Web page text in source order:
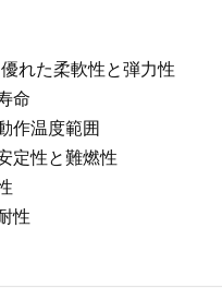
れた柔軟性と弾力性
命
作温度範囲
定性と難燃性
性